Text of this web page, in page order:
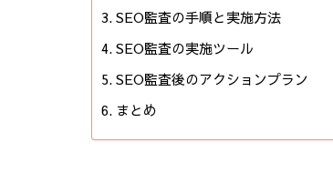
SEO監査の手順と実施方法
SEO監査の実施ツール
SEO監査後のアクションプラン
まとめ